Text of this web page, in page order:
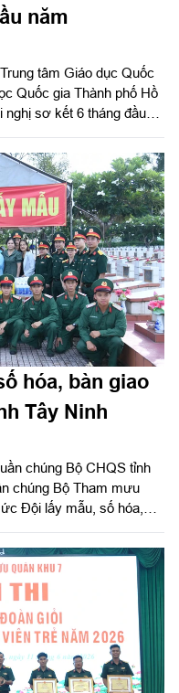
năm
tâm Giáo dục Quốc
Quốc gia Thành phố Hồ
sơ kết 6 tháng đầu
Quân khu dự, phát biểu
hóa, bàn giao
Tây Ninh
chúng Bộ CHQS tỉnh
chúng Bộ Tham mưu
Đội lấy mẫu, số hóa,
sĩ Đức Hòa (xã Đức Hòa)
được thông tin. Tham
Phó Chủ nhiệm Chính
Nguyễn Thành Trung,
Quân khu 7.